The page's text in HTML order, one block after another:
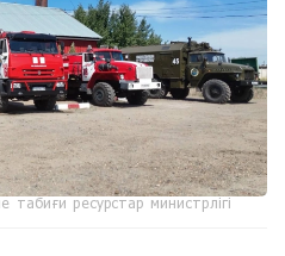
ресурстар министрлігі